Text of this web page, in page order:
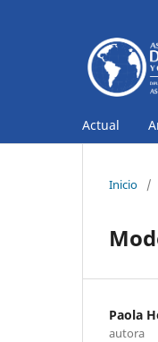
Actual
Inicio /
Paola
autora